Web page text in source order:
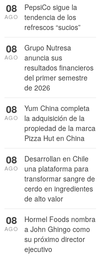
PepsiCo sigue la
tendencia de los
refrescos “sucios”
08
AGO
Grupo Nutresa
anuncia sus
resultados financieros
del primer semestre
de 2026
08
AGO
Yum China completa
la adquisición de la
propiedad de la marca
Pizza Hut en China
08
AGO
Desarrollan en Chile
una plataforma para
transformar sangre de
cerdo en ingredientes
de alto valor
08
AGO
Hormel Foods nombra
a John Ghingo como
su próximo director
ejecutivo
08
AGO